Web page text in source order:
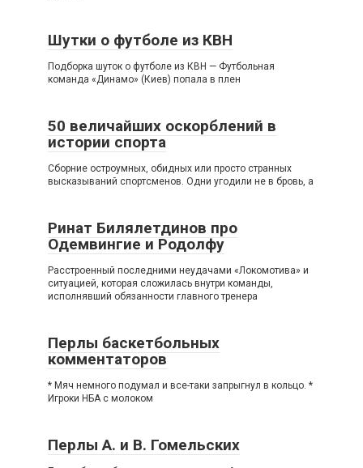
Шутки о футболе из КВН
Подборка шуток о футболе из КВН — Футбольная
команда «Динамо» (Киев) попала в плен
50 величайших оскорблений в
истории спорта
Сборние остроумных, обидных или просто странных
высказываний спортсменов. Одни угодили не в бровь, а
Ринат Билялетдинов про
Одемвингие и Родолфу
Расстроенный последними неудачами «Локомотива» и
ситуацией, которая сложилась внутри команды,
исполнявший обязанности главного тренера
Перлы баскетбольных
комментаторов
* Мяч немного подумал и все-таки запрыгнул в кольцо. *
Игроки НБА с молоком
Перлы А. и В. Гомельских